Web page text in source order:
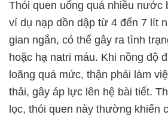
Thói quen uống quá nhiều nước
ví dụ nạp dồn dập từ 4 đến 7 lít
gian ngắn, có thể gây ra tình
hoặc hạ natri máu. Khi nồng độ
loãng quá mức, thận phải làm
thải, gây áp lực lên hệ bài tiết.
lọc, thói quen này thường khiến